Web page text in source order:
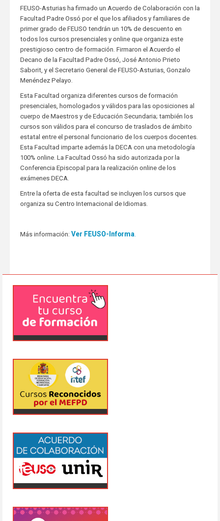
FEUSO-Asturias ha firmado un Acuerdo de Colaboración con la
Facultad Padre Ossó por el que los afiliados y familiares de
primer grado de FEUSO tendrán un 10% de descuento en
todos los cursos presenciales y online que organiza este
prestigioso centro de formación. Firmaron el Acuerdo el
Decano de la Facultad Padre Ossó, José Antonio Prieto
Saborit, y el Secretario General de FEUSO-Asturias, Gonzalo
Menéndez Pelayo.
Esta Facultad organiza diferentes cursos de formación
presenciales, homologados y válidos para las oposiciones al
cuerpo de Maestros y de Educación Secundaria; también los
cursos son válidos para el concurso de traslados de ámbito
estatal entre el personal funcionario de los cuerpos docentes.
Esta Facultad imparte además la DECA con una metodología
100% online. La Facultad Ossó ha sido autorizada por la
Conferencia Episcopal para la realización online de los
exámenes DECA.
Entre la oferta de esta facultad se incluyen los cursos que
organiza su Centro Internacional de Idiomas.
Más información: Ver FEUSO-Informa